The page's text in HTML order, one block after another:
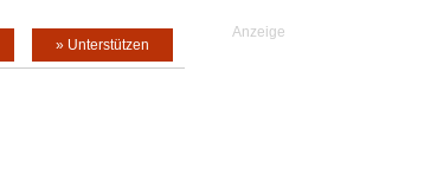
» Unterstützen